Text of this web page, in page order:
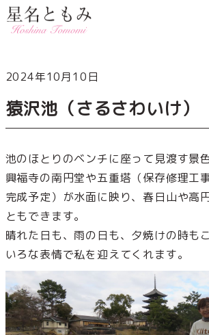
2024年10月10日
猿沢池（さるさわいけ）
池のほとりのベンチに座って見渡す景
興福寺の南円堂や五重塔（保存修理工
完成予定）が水面に映り、春日山や高
ともできます。
晴れた日も、雨の日も、夕焼けの時も
いろな表情で私を迎えてくれます。